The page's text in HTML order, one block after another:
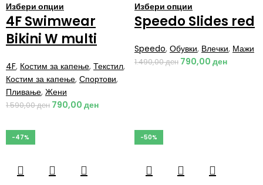
Избери опции
4F Swimwear
Bikini W multi
4F, Костим за капење, Текстил,
Костим за капење, Спортови,
Пливање, Жени
1.590,00ден 790,00 ден
Избери опции
Speedo Slides red
Speedo, Обувки, Влечки, Мажи
1.490,00ден 790,00 ден
-47% -50%